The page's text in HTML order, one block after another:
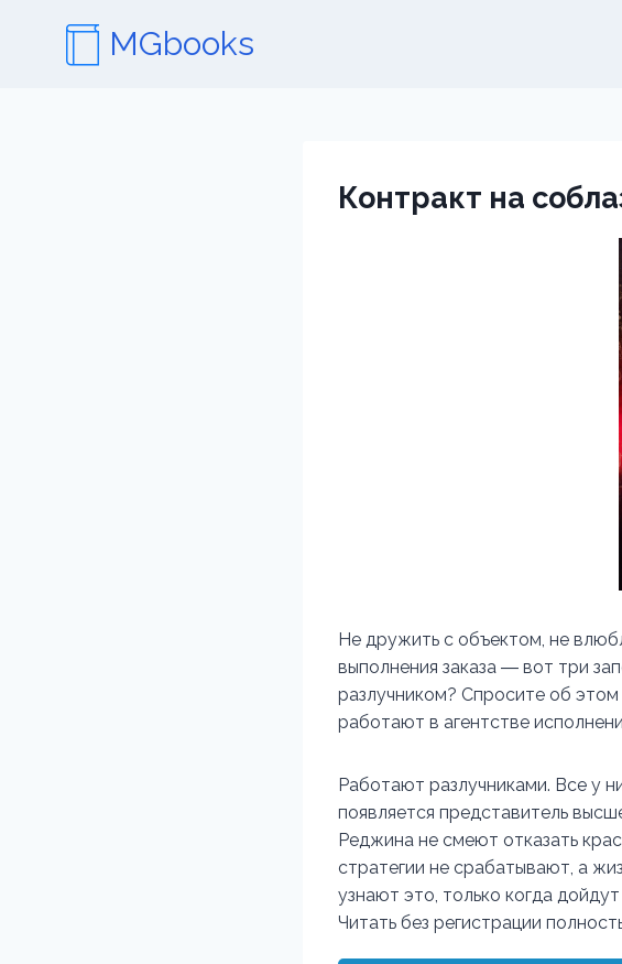
содержимому
MGbooks
Контракт на
Не дружить с объектом, не
выполнения заказа ― вот три
разлучником? Спросите об
работают в агентстве
Работают разлучниками. Все у
появляется представитель
Реджина не смеют отказать
стратегии не срабатывают, а
узнают это, только когда
Читать без регистрации